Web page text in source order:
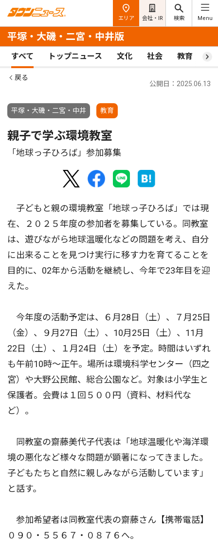
エリア 会社・IR 検索 Menu
平塚・大磯・二宮・中井版
すべて トップニュース 文化 社会 教育 ス
戻る
平塚・大磯・二宮・中井 教育
公開日：2025.06.13
親子で学ぶ環境教室
「地球っ子ひろば」参加募集
子どもと親の環境教室「地球っ子ひろば」では現
在、２０２５年度の参加者を募集している。同教室
は、遊びながら地球温暖化などの問題を考え、自分
に出来ることを見つけ実行に移す力を育てることを
目的に、02年から活動を継続し、今年で23年目を迎
えた。
今年度の活動予定は、６月28日（土）、７月25日
（金）、９月27日（土）、10月25日（土）、11月
22日（土）、１月24日（土）を予定。時間はいずれ
も午前10時〜正午。場所は環境科学センター（四之
宮）や大野公民館、総合公園など。対象は小学生と
保護者。会費は１回５００円（資料、材料代な
ど）。
同教室の齋藤美代子代表は「地球温暖化や海洋環
境の悪化など様々な問題が顕著になってきました。
子どもたちと自然に親しみながら活動しています」
と話す。
参加希望者は同教室代表の齋藤さん【携帯電話】
０９０・５５６７・０８７６へ。